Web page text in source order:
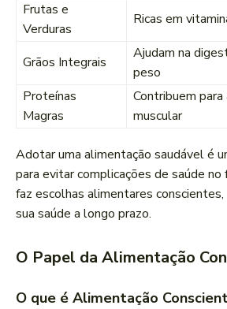
Frutas e
Verduras
Ricas em
Grãos Integrais
Ajudam na
peso
Proteínas
Magras
Contribuem
muscular
Adotar uma alimentação saudável é
para evitar complicações de saúde no
faz escolhas alimentares
sua saúde a longo prazo.
O Papel da Alimentação
O que é Alimentação